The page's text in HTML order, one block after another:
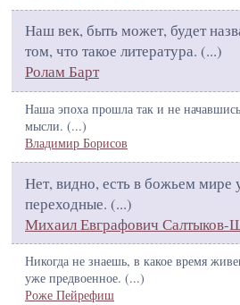
Наш век, быть может, будет
том, что такое литература. (...)
Ролам Барт
Наша эпоха прошла так и не
мысли. (...)
Владимир Борисов
Нет, видно, есть в божьем мире
переходные. (...)
Михаил Евграфович Салтыков-
Никогда не знаешь, в какое время
уже предвоенное. (...)
Роже Пейрефиш